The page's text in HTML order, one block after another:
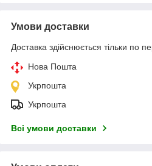
Умови доставки
Доставка здійснюється тільки по
Нова Пошта
Укрпошта
Укрпошта
Всі умови доставки